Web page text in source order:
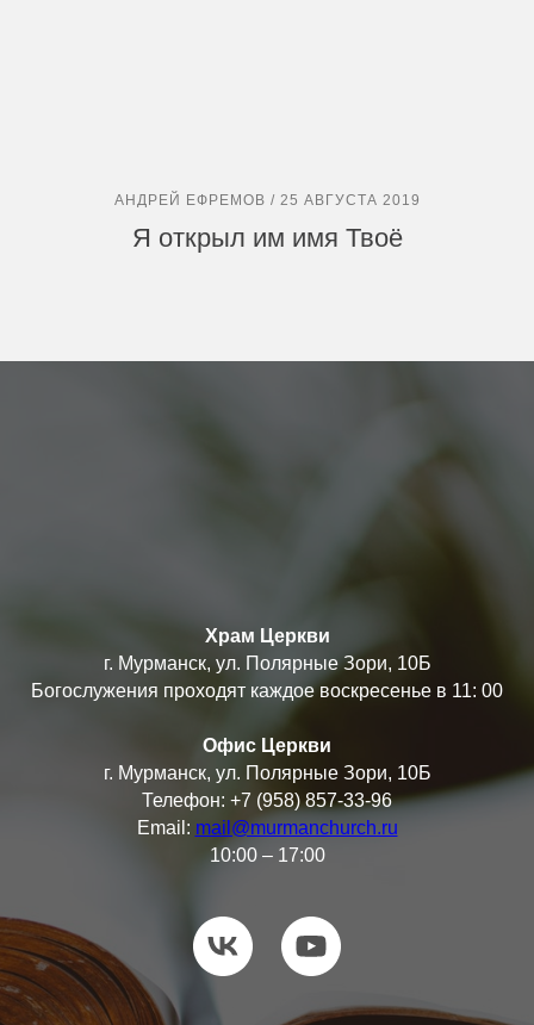
АНДРЕЙ ЕФРЕМОВ / 25 АВГУСТА 2019
Я открыл им имя Твоё
Храм Церкви
г. Мурманск, ул. Полярные Зори, 10Б
Богослужения проходят каждое воскресенье в 11: 00
Офис Церкви
г. Мурманск, ул. Полярные Зори, 10Б
Телефон: +7 (958) 857-33-96
Email: mail@murmanchurch.ru
10:00 – 17:00